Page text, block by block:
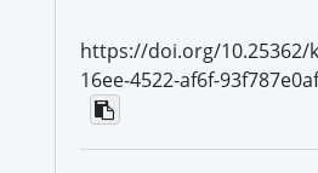
https://doi.org/10.25362/
16ee-4522-af6f-